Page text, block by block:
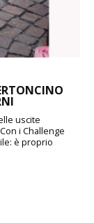
uscite
i Challenge
è proprio